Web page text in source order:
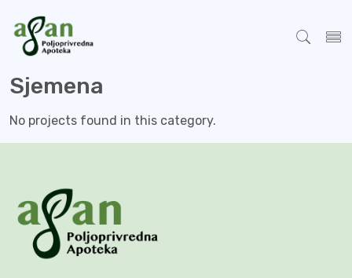
Sjemena
No projects found in this category.